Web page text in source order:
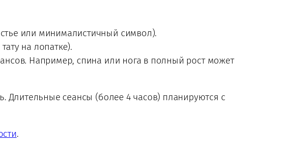
или минималистичный символ).
на лопатке).
Например, спина или нога в полный рост может
Длительные сеансы (более 4 часов) планируются с
.